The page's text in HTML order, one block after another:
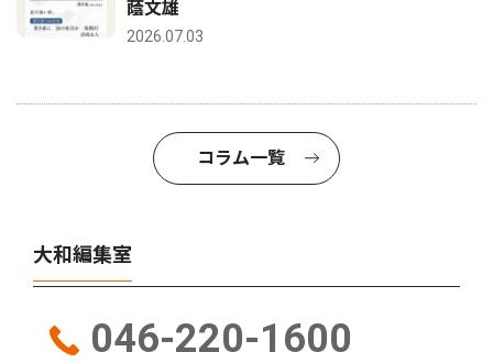
蔭文雄
2026.07.03
コラム一覧
大和編集室
046-220-1600